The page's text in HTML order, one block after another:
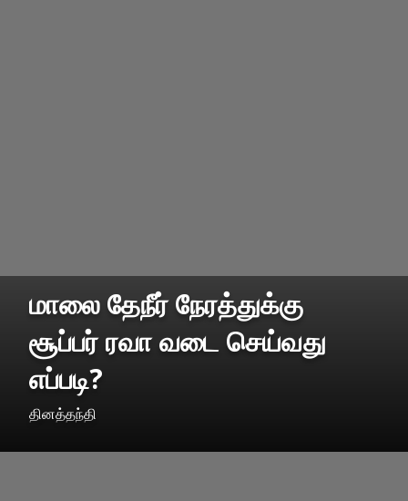
மாலை தேநீர் நேரத்துக்கு
சூப்பர் ரவா வடை செய்வது
எப்படி?
தினத்தந்தி